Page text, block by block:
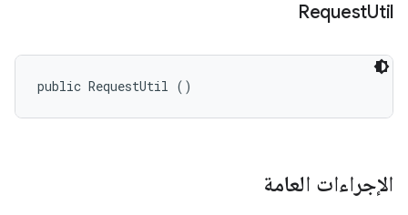
RequestUtil
public RequestUtil ()
الإجراءات العامة